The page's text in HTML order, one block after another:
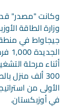
جيجاواط في
أثناء مرحلة
300 ألف منزل
الأولى من
في أوزبكستان.